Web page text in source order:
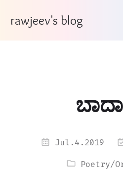
rawjeev's blog
Jul.4.2019
Poetry/